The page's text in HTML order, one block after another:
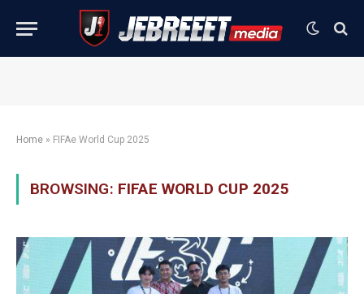
Home » FIFAe World Cup 2025
BROWSING: FIFAE WORLD CUP 2025